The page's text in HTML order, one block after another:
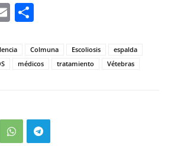
Email
Colmuna Escoliosis
espalda
médicos tratamiento Vétebras